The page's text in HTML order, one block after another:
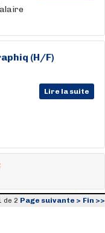
(H/F)
Lire la suite
de 2 Page suivante > Fin >>